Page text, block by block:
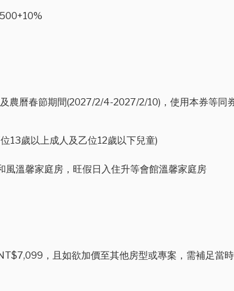
農曆春節期間(2027/2/4-2027/2/10)，使用本券等同
13歲以上成人及乙位12歲以下兒童)
溫馨家庭房，旺假日入住升等會館溫馨家庭房
，且如欲加價至其他房型或專案，需補足當時